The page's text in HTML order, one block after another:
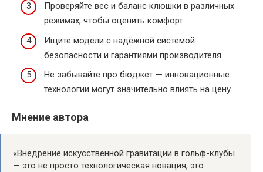
Проверяйте вес и баланс клюшки в различных
режимах, чтобы оценить комфорт.
Ищите модели с надёжной системой
безопасности и гарантиями производителя.
Не забывайте про бюджет — инновационные
технологии могут значительно влиять на цену.
Мнение автора
«Внедрение искусственной гравитации в гольф-клубы
— это не просто технологическая новация, это